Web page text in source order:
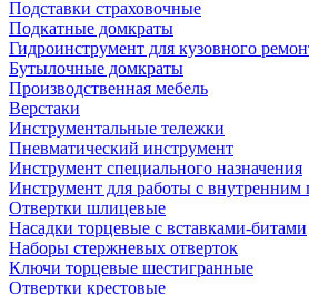
Подставки страховочные
Подкатные домкраты
Гидроинструмент для кузовного
Бутылочные домкраты
Производственная мебель
Верстаки
Инструментальные тележки
Пневматический инструмент
Инструмент специального назначения
Инструмент для работы с внутренним
Отвертки шлицевые
Насадки торцевые с вставками-битами
Наборы стержневых отверток
Ключи торцевые шестигранные
Отвертки крестовые